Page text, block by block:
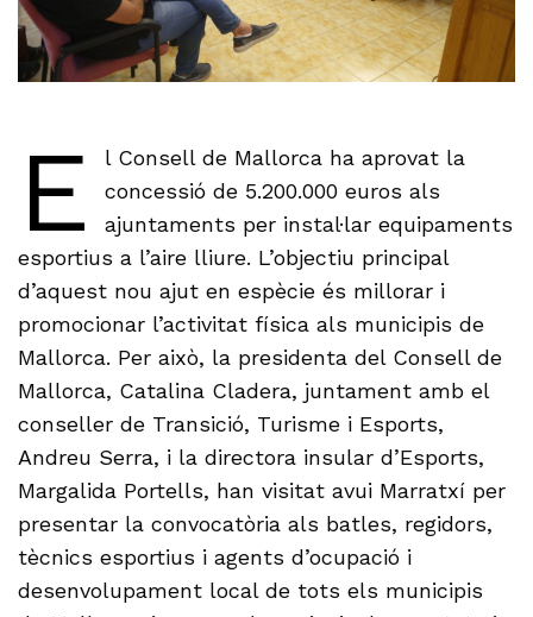
E
l Consell de Mallorca ha aprovat la
concessió de 5.200.000 euros als
ajuntaments per instal·lar equipaments
esportius a l’aire lliure. L’objectiu principal
d’aquest nou ajut en espècie és millorar i
promocionar l’activitat física als municipis de
Mallorca. Per això, la presidenta del Consell de
Mallorca, Catalina Cladera, juntament amb el
conseller de Transició, Turisme i Esports,
Andreu Serra, i la directora insular d’Esports,
Margalida Portells, han visitat avui Marratxí per
presentar la convocatòria als batles, regidors,
tècnics esportius i agents d’ocupació i
desenvolupament local de tots els municipis